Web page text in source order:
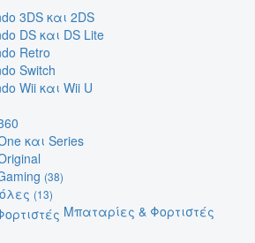
3DS και 2DS
DS και DS Lite
Retro
Switch
Wii και Wii U
και Series
(38)
(13)
Μπαταρίες & Φορτιστές